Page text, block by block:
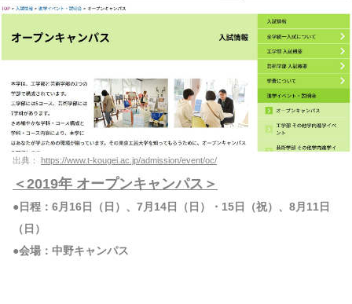
出典： https://www.t-kougei.ac.jp/admission/event/oc/
＜2019年 オープンキャンパス＞
●日程：6月16日（日）、7月14日（日）・15日（祝）、8月11日
（日）
●会場：中野キャンパス